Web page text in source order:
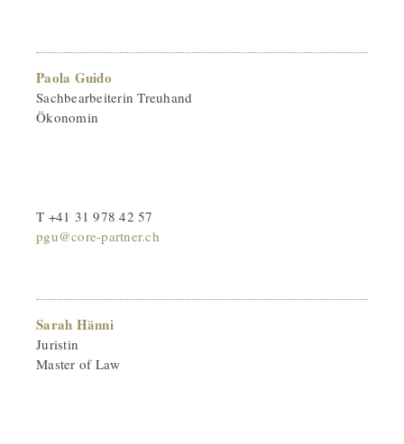
Paola Guido
Sachbearbeiterin Treuhand
Ökonomin
T +41 31 978 42 57
pgu@core-partner.ch
Sarah Hänni
Juristin
Master of Law